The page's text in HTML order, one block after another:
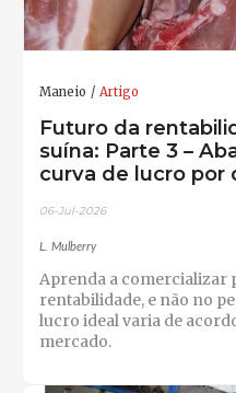
Maneio Artigo
Futuro da
suína: Parte 3 –
curva de lucro por
06-Jul-2026
L. Mulberry
Aprenda a comercializar
rentabilidade, e não no
lucro ideal varia de
mercado.